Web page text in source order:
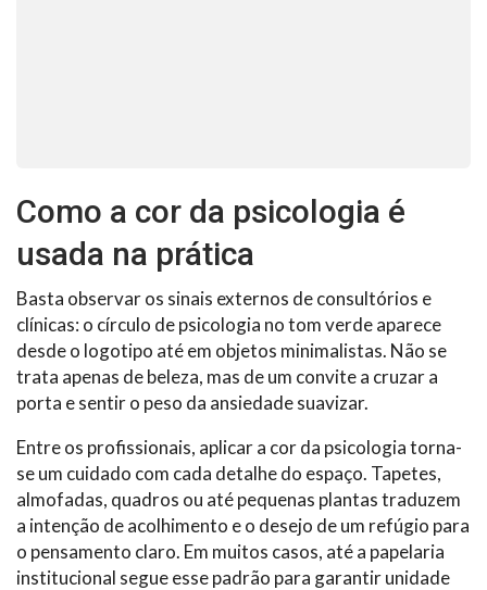
Como a cor da psicologia é
usada na prática
Basta observar os sinais externos de consultórios e
clínicas: o círculo de psicologia no tom verde aparece
desde o logotipo até em objetos minimalistas. Não se
trata apenas de beleza, mas de um convite a cruzar a
porta e sentir o peso da ansiedade suavizar.
Entre os profissionais, aplicar a cor da psicologia torna-
se um cuidado com cada detalhe do espaço. Tapetes,
almofadas, quadros ou até pequenas plantas traduzem
a intenção de acolhimento e o desejo de um refúgio para
o pensamento claro. Em muitos casos, até a papelaria
institucional segue esse padrão para garantir unidade